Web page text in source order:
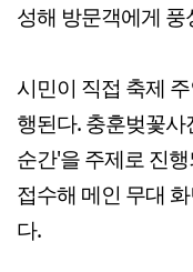
성해 방문객에게
시민이 직접 축제
행된다. 충훈벚꽃
순간'을 주제로 진
접수해 메인 무대
다.